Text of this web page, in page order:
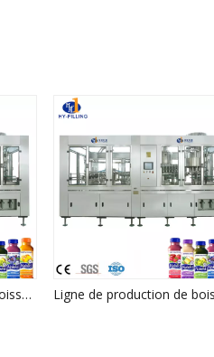
Ligne de production de boissons de machine de remplissage de jus de haute qualité à Zhangjiagang